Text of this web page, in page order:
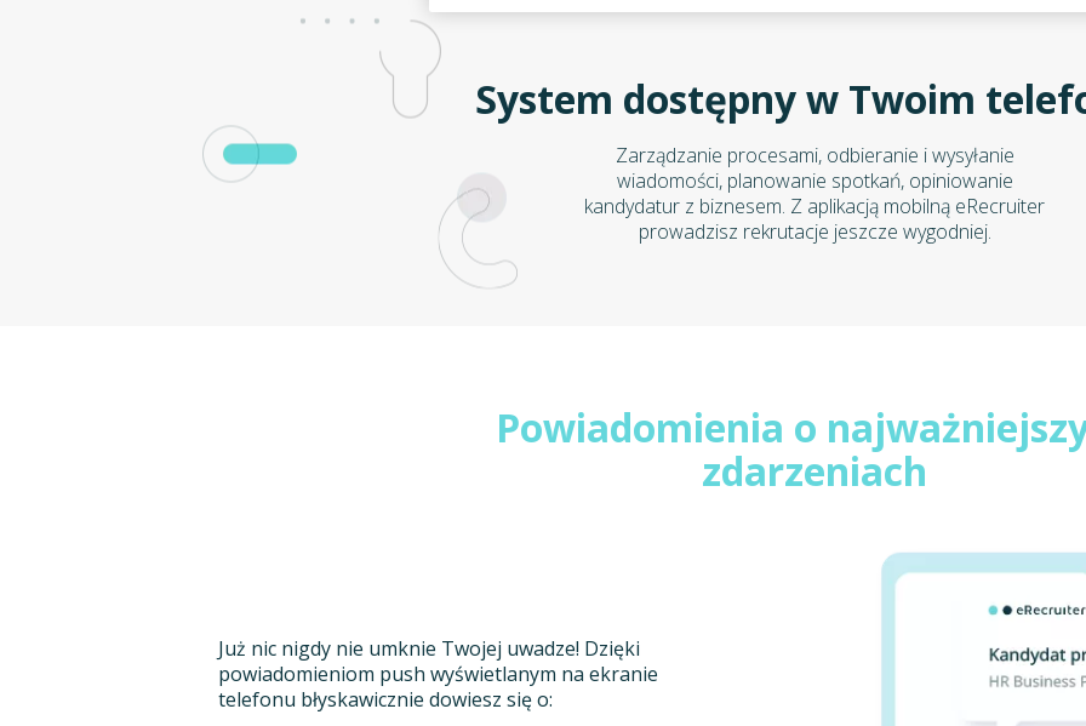
System dostępny w Twoim
Zarządzanie procesami, odbieranie i wysyłanie
wiadomości, planowanie spotkań, opiniowanie
kandydatur z biznesem. Z aplikacją mobilną eRecruiter
prowadzisz rekrutacje jeszcze wygodniej.
Powiadomienia o
zdarzeniach
Już nic nigdy nie umknie Twojej uwadze! Dzięki
powiadomieniom push wyświetlanym na ekranie
telefonu błyskawicznie dowiesz się o: